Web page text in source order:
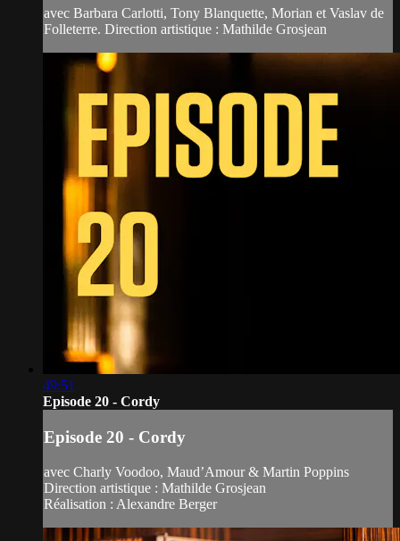
avec Barbara Carlotti, Tony Blanquette, Morian et Vaslav de
Folleterre. Direction artistique : Mathilde Grosjean
49:51
Episode 20 - Cordy
Episode 20 - Cordy
avec Charly Voodoo, Maud’Amour & Martin Poppins
Direction artistique : Mathilde Grosjean
Réalisation : Alexandre Berger